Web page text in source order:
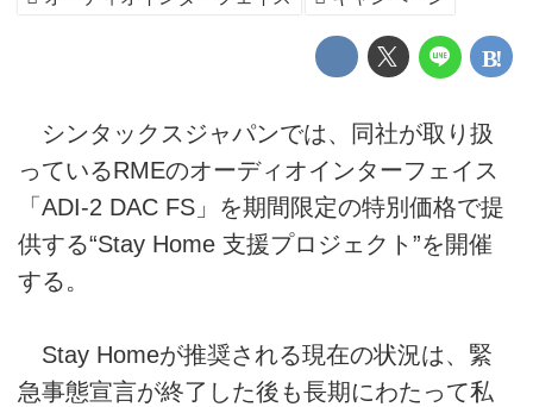
シンタックスジャパンでは、同社が取り扱
っているRMEのオーディオインターフェイス
「ADI-2 DAC FS」を期間限定の特別価格で提
供する“Stay Home 支援プロジェクト”を開催
する。
Stay Homeが推奨される現在の状況は、緊
急事態宣言が終了した後も長期にわたって私